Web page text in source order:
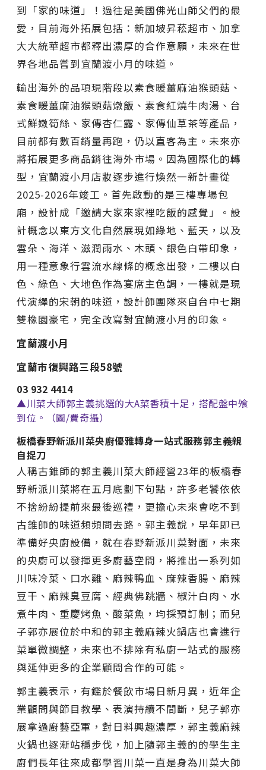
到「家的味道」！過往是美國佛光山師父們的最
愛，目前海外拓展包括：新加坡昇菘超市、加拿
大大統華超市都釋出濃厚的合作意願，未來在世
界各地品嘗到宜蘭渡小月的味道。
輸出海外的品項現階段以素食暖薑麻油猴頭菇、
素食暖薑麻油猴頭菇燉飯、素食紅燒牛肉湯、台
式鮮嫩筍絲、家傳杏仁露、家傳仙草茶等產品，
目前都有數百銷量再跑，仍以直客為主。未來亦
將拓展更多商品銷往海外市場。因為國際化的轉
型，宜蘭渡小月店妝逐步進行煥然一新計畫從
2025-2026年竣工。首先啟動的是三樓專場包
廂，設計成「邀請大家來家裡吃飯的感覺」。設
計概念以東方文化自然展現如綠地、藍天，以及
雲朵、海洋、滋潤雨水、木頭、銀色白帶印象，
用一種意象行雲流水線條的概念出發，二樓以白
色、綠色、大地色作為宴席主色調，一樓就是現
代演繹的宋朝的味道，設計師團隊來自台中七期
雙橡園豪宅，完全改寫對宜蘭渡小月的印象。
宜蘭渡小月
宜蘭市復興路三段58號
03 932 4414
▲川菜大師郭主義挑選的大A菜香積十足，搭配盤中飧
到位。（圖/費奇攝）
板橋春野新派川菜央廚優雅轉身一站式服務郭主義親
自捉刀
人稱古錐師的郭主義川菜大師經營23年的板橋春
野新派川菜將在五月底劃下句點，許多老饕依依
不捨紛紛提前來最後巡禮，更擔心未來會吃不到
古錐師的味道頻頻問去路。郭主義說，早年即已
準備好央廚設備，就在春野新派川菜對面，未來
的央廚可以發揮更多廚藝空間，將推出一系列如
川味冷菜、口水雞、麻辣鴨血、麻辣香腸、麻辣
豆干、麻辣臭豆腐、經典佛跳牆、椒汁白肉、水
煮牛肉、重慶烤魚、酸菜魚，均採預訂制；而兒
子郭亦展位於中和的郭主義麻辣火鍋店也會進行
菜單微調整，未來也不排除有私廚一站式的服務
與延伸更多的企業顧問合作的可能。
郭主義表示，有鑑於餐飲市場日新月異，近年企
業顧問與節目教學、表演持續不間斷，兒子郭亦
展拿過廚藝亞軍，對日料興趣濃厚，郭主義麻辣
火鍋也逐漸站穩步伐，加上隨郭主義的的學生主
廚們長年往來成都學習川菜一直是身為川菜大師